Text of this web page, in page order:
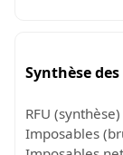
Synthèse des
RFU
Imposables